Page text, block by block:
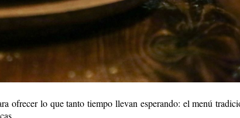
ofrecer lo que tanto tiempo llevan esperando: el menú